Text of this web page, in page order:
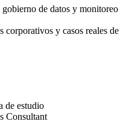
de datos y monitoreo
corporativos y casos reales de
de estudio
Consultant